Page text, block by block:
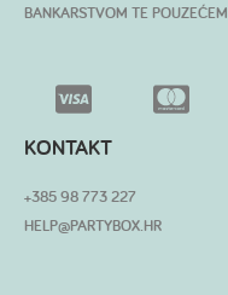
BANKARSTVOM TE POUZEĆEM
KONTAKT
+385 98 773 227
HELP@PARTYBOX.HR